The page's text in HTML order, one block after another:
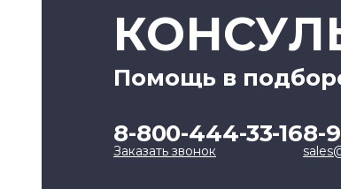
Помощь в
8-800-444-33-16
Заказать звонок
8-